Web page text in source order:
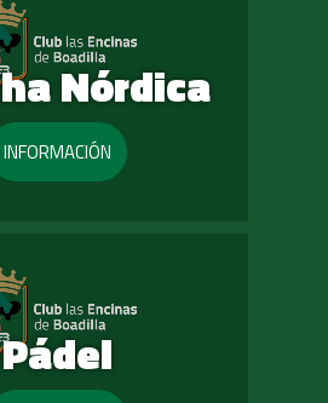
Nórdica
INFORMACIÓN
Pádel